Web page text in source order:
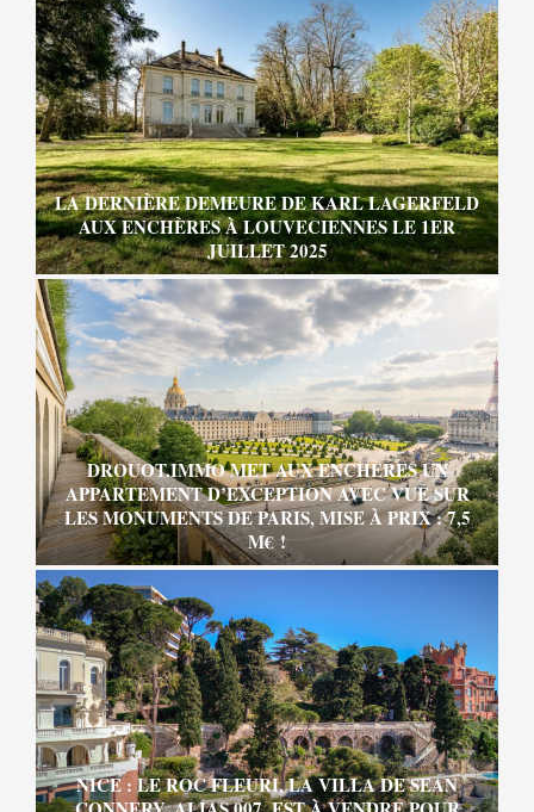
LA DERNIÈRE DEMEURE DE KARL LAGERFELD
AUX ENCHÈRES À LOUVECIENNES LE 1ER
JUILLET 2025
DROUOT.IMMO MET AUX ENCHÈRES UN
APPARTEMENT D’EXCEPTION AVEC VUE SUR
LES MONUMENTS DE PARIS, MISE À PRIX : 7,5
M€ !
NICE : LE ROC FLEURI, LA VILLA DE SEAN